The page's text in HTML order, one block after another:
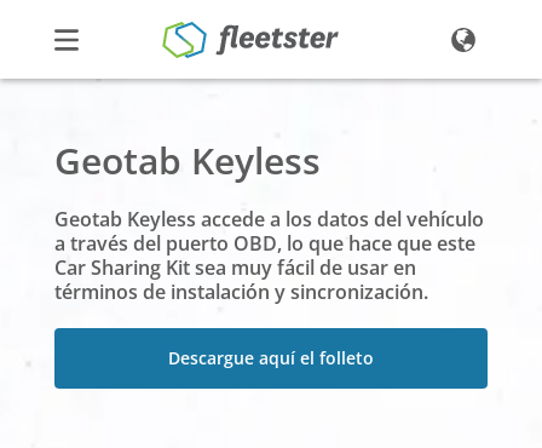
Precios
Contacto
Demo Ingresar
Geotab Keyless
Geotab Keyless accede a los datos del vehículo
a través del puerto OBD, lo que hace que este
Car Sharing Kit sea muy fácil de usar en
términos de instalación y sincronización.
Descargue aquí el folleto